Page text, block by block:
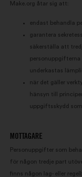
Make.org åtar sig att:
endast behandla
garantera
säkerställa att
personuppgifterna
underkastas
när det gäller
hänsyn till
uppgiftsskydd
MOTTAGARE
Personuppgifter som
för någon tredje part
finns någon lag- eller